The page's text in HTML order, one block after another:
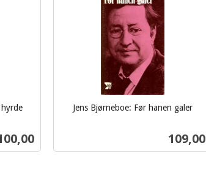
Jens Bjørneboe: Før hanen galer
Pris
109,00